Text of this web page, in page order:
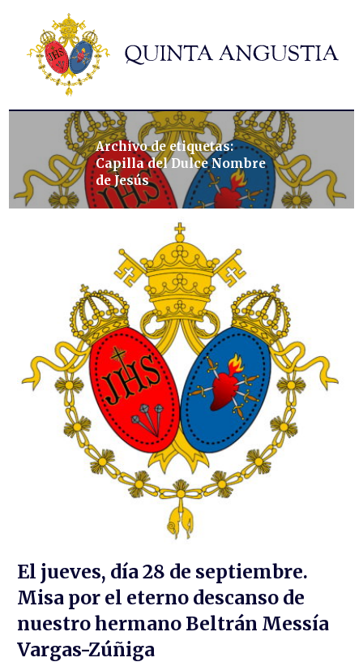
Hermandad
Titulares
Historia y patrimonio
Noticias
Formularios
Archivo de etiquetas:
Capilla del Dulce Nombre
de Jesús
El jueves, día 28 de septiembre.
Misa por el eterno descanso de
nuestro hermano Beltrán Messía
Vargas-Zúñiga